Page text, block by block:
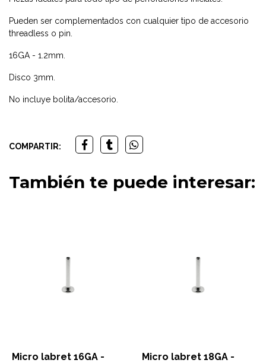
Pueden ser complementados con cualquier tipo de accesorio
threadless o pin.
16GA - 1.2mm.
Disco 3mm.
No incluye bolita/accesorio.
COMPARTIR:
También te puede interesar:
Micro labret 16GA -
Micro labret 18GA -